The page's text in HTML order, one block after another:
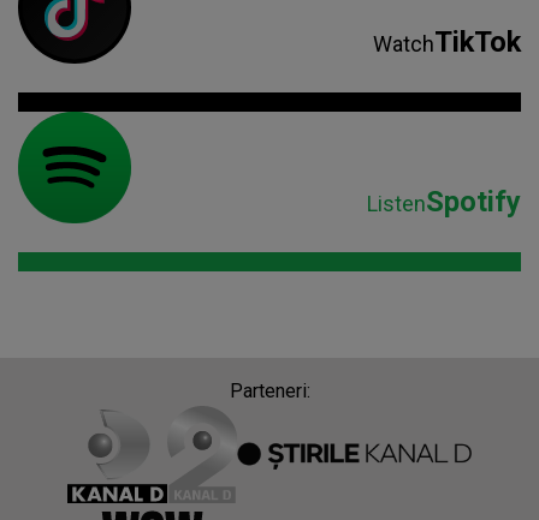
WatchTikTok
ListenSpotify
Parteneri: